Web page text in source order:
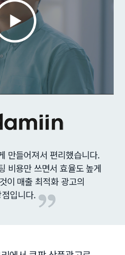
만들어져서 편리했습니다.
비용만 쓰면서 효율도 높게
이 매출 최적화 광고의
입니다.